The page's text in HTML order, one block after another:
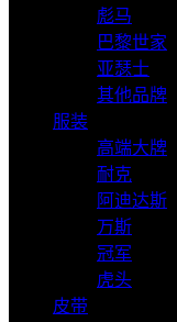
彪马
巴黎世家
亚瑟士
其他品牌
服装
高端大牌
耐克
阿迪达斯
万斯
冠军
虎头
皮带